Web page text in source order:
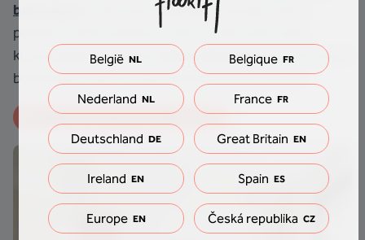
betonlook
in drie verschillende neutrale tinten
passen in elke ruimte en met om het even welk
kleurenpalet. De extra dikke slijtlaag (0,55 mm) houdt
bovendien stand in elke druk bezochte ruimte.
Ontdek PVC vloeren in elke kamer
België NL Belgique FR
Nederland NL France FR
Deutschland DE Great Britain EN
Ireland EN Spain ES
Europe EN Česká republika CZ